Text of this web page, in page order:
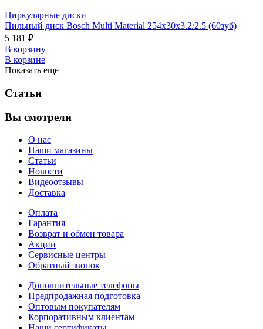
Циркулярные диски
Пильный диск Bosch Multi Material 254x30x3.2/2.5 (60зуб)
5 181 ₽
В корзину
В корзине
Показать ещё
Статьи
Вы смотрели
О нас
Наши магазины
Статьи
Новости
Видеоотзывы
Доставка
Оплата
Гарантия
Возврат и обмен товара
Акции
Сервисные центры
Обратный звонок
Дополнительные телефоны
Предпродажная подготовка
Оптовым покупателям
Корпоративным клиентам